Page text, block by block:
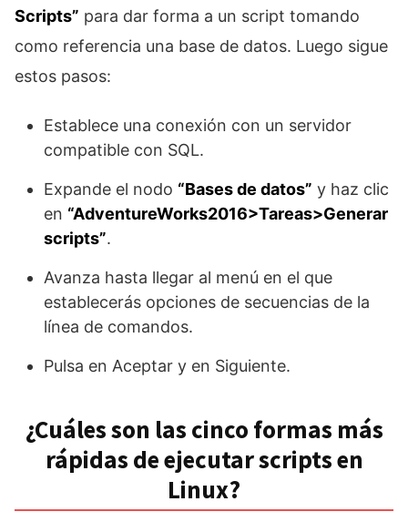
Scripts” para dar forma a un script tomando
como referencia una base de datos. Luego sigue
estos pasos:
Establece una conexión con un servidor
compatible con SQL.
Expande el nodo “Bases de datos” y haz clic
en “AdventureWorks2016>Tareas>Generar
scripts”.
Avanza hasta llegar al menú en el que
establecerás opciones de secuencias de la
línea de comandos.
Pulsa en Aceptar y en Siguiente.
¿Cuáles son las cinco formas más
rápidas de ejecutar scripts en
Linux?